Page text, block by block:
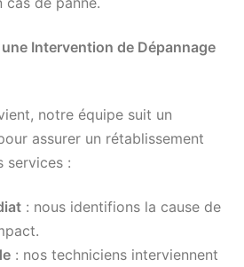
Intervention de Dépannage
notre équipe suit un
assurer un rétablissement
services :
: nous identifions la cause de
: nos techniciens interviennent